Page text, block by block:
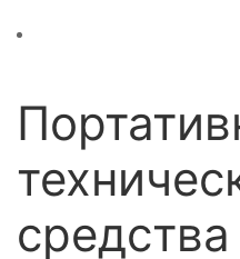
средства